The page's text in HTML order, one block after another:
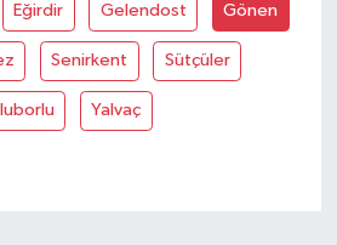
Eğirdir Gelendost Gönen
Senirkent Sütçüler
Yalvaç